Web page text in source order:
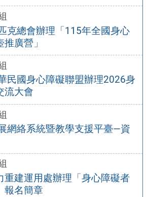
克總會辦理「115年全國身心
廣營」
民國身心障礙聯盟辦理2026身
流大會
網絡系統暨教學支援平臺—資
重建運用處辦理「身心障礙者
報名簡章